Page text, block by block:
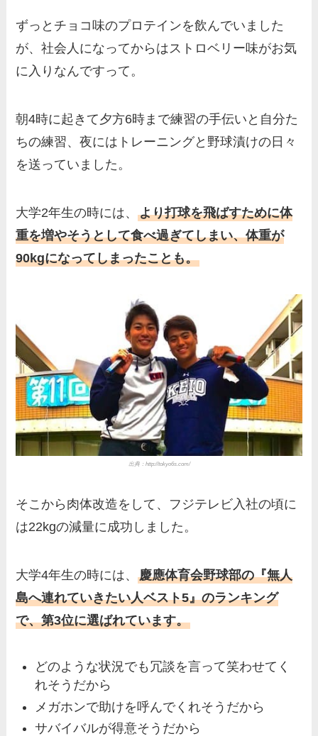
ずっとチョコ味のプロテインを飲んでいました
が、社会人になってからはストロベリー味がお気
に入りなんですって。
朝4時に起きて夕方6時まで練習の手伝いと自分た
ちの練習、夜にはトレーニングと野球漬けの日々
を送っていました。
大学2年生の時には、より打球を飛ばすために体
重を増やそうとして食べ過ぎてしまい、体重が
90kgになってしまったことも。
出典：http://tokyo6s.com/
そこから肉体改造をして、フジテレビ入社の頃に
は22kgの減量に成功しました。
大学4年生の時には、慶應体育会野球部の『無人
島へ連れていきたい人ベスト5』のランキング
で、第3位に選ばれています。
どのような状況でも冗談を言って笑わせてく
れそうだから
メガホンで助けを呼んでくれそうだから
サバイバルが得意そうだから